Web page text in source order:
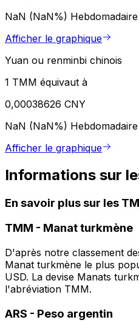
NaN (NaN%) Hebdomadaire
Afficher le graphique
Yuan ou renminbi chinois
1 TMM équivaut à
0,00038626 CNY
NaN (NaN%) Hebdomadaire
Afficher le graphique
Informations sur
En savoir plus sur les
TMM - Manat turkmène
D'après notre classement
Manat turkmène le plus
USD. La devise Manats
l'abréviation TMM.
ARS - Peso argentin